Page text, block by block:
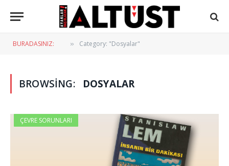
BURADASINIZ: » Category: "Dosyalar"
BROWSING: DOSYALAR
ÇEVRE SORUNLARI